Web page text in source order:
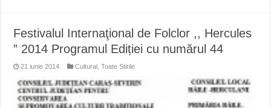
Festivalul Internaţional de Folclor ,, Hercules
” 2014 Programul Ediției cu numărul 44
21 iunie 2014 Cultural ,Toate Stirile